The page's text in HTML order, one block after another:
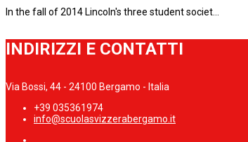
In the fall of 2014 Lincoln's three student societ...
INDIRIZZI E CONTATTI
Via Bossi, 44 - 24100 Bergamo - Italia
+39 035361974
info@scuolasvizzerabergamo.it